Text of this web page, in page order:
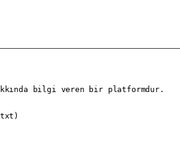
bilgi veren bir platformdur.